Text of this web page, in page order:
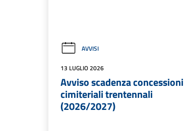
AVVISI
13 LUGLIO 2026
Avviso scadenza concessioni
cimiteriali trentennali
(2026/2027)